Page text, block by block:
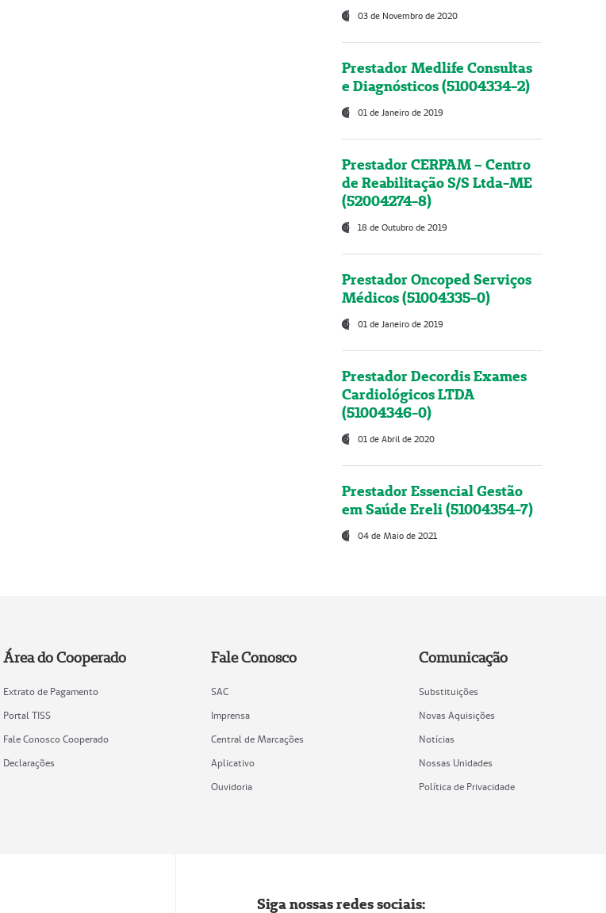
03 de Novembro de 2020
Prestador Medlife Consultas
e Diagnósticos (51004334-2)
01 de Janeiro de 2019
Prestador CERPAM – Centro
de Reabilitação S/S Ltda-ME
(52004274-8)
18 de Outubro de 2019
Prestador Oncoped Serviços
Médicos (51004335-0)
01 de Janeiro de 2019
Prestador Decordis Exames
Cardiológicos LTDA
(51004346-0)
01 de Abril de 2020
Prestador Essencial Gestão
em Saúde Ereli (51004354-7)
04 de Maio de 2021
Área do Cooperado
Extrato de Pagamento
Portal TISS
Fale Conosco Cooperado
Declarações
Fale Conosco
SAC
Imprensa
Central de Marcações
Aplicativo
Ouvidoria
Comunicação
Substituições
Novas Aquisições
Notícias
Nossas Unidades
Política de Privacidade
Siga nossas redes sociais: